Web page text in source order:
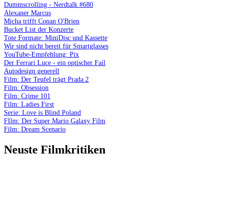
Dummscrolling - Nerdtalk #680
Alexaner Marcus
Micha trifft Conan O'Brien
Bucket List der Konzerte
Tote Formate: MiniDisc und Kassette
Wir sind nicht bereit für Smartglasses
YouTube-Empfehlung: Pix
Der Ferrari Luce - ein optischer Fail
Autodesign generell
Film: Der Teufel trägt Prada 2
Film: Obsession
Film: Crime 101
Film: Ladies First
Serie: Love is Blind Poland
FIlm: Der Super Mario Galaxy Film
Film: Dream Scenario
Neuste Filmkritiken